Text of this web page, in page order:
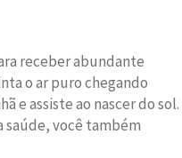
receber abundante
o ar puro chegando
e assiste ao nascer do sol.
saúde, você também